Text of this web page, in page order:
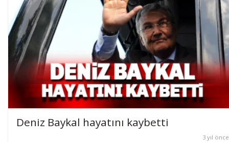
Deniz Baykal hayatını kaybetti
3 yıl önce